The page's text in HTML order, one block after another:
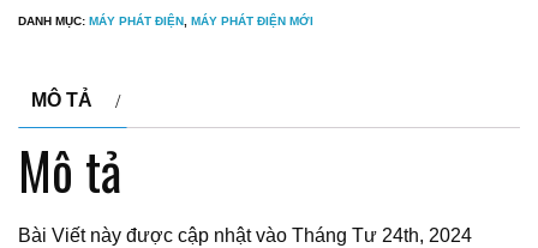
DANH MỤC: MÁY PHÁT ĐIỆN MÁY PHÁT ĐIỆN MỚI
MÔ TẢ
Mô tả
Bài Viết này được cập nhật vào Tháng Tư 24th, 2024